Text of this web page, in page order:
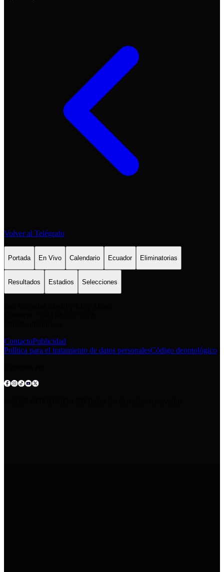
Volver al Telégrafo
Portada En Vivo Calendario Ecuador Eliminatorias
Resultados Estadios Selecciones
ContactoPublicidad
Política para el tratamiento de datos personalesCódigo deontológico